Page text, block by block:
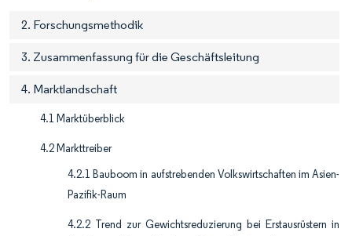
2. Forschungsmethodik
3. Zusammenfassung für die Geschäftsleitung
4. Marktlandschaft
4.1 Marktüberblick
4.2 Markttreiber
4.2.1 Bauboom in aufstrebenden Volkswirtschaften im Asien-
Pazifik-Raum
4.2.2 Trend zur Gewichtsreduzierung bei Erstausrüstern in